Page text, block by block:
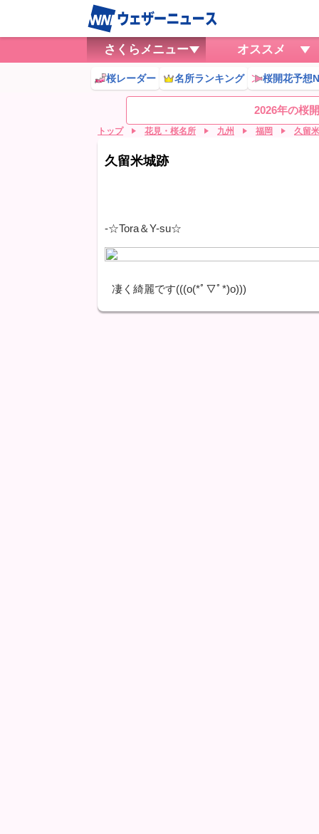
さくらメニュー オススメ
桜レーダー 名所ランキング 桜開花予想
2026年の桜
トップ 花見・桜名所 九州 福岡 久留
久留米城跡
-☆Tora＆Y-su☆
凄く綺麗です(((o(*ﾟ▽ﾟ*)o)))